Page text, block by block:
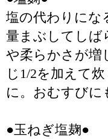
塩の代わりにな
量まぶしてしば
や柔らかさが増
じ1/2を加えて
に。おむすびに
●玉ねぎ塩麹●